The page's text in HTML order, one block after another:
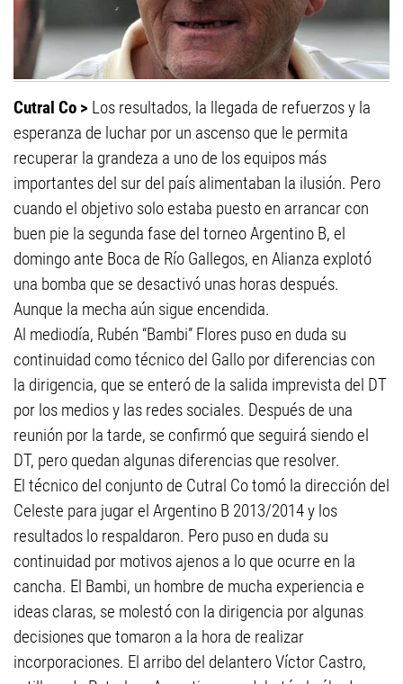
Cutral Co > Los resultados, la llegada de refuerzos y la
esperanza de luchar por un ascenso que le permita
recuperar la grandeza a uno de los equipos más
importantes del sur del país alimentaban la ilusión. Pero
cuando el objetivo solo estaba puesto en arrancar con
buen pie la segunda fase del torneo Argentino B, el
domingo ante Boca de Río Gallegos, en Alianza explotó
una bomba que se desactivó unas horas después.
Aunque la mecha aún sigue encendida.
Al mediodía, Rubén “Bambi” Flores puso en duda su
continuidad como técnico del Gallo por diferencias con
la dirigencia, que se enteró de la salida imprevista del DT
por los medios y las redes sociales. Después de una
reunión por la tarde, se confirmó que seguirá siendo el
DT, pero quedan algunas diferencias que resolver.
El técnico del conjunto de Cutral Co tomó la dirección del
Celeste para jugar el Argentino B 2013/2014 y los
resultados lo respaldaron. Pero puso en duda su
continuidad por motivos ajenos a lo que ocurre en la
cancha. El Bambi, un hombre de mucha experiencia e
ideas claras, se molestó con la dirigencia por algunas
decisiones que tomaron a la hora de realizar
incorporaciones. El arribo del delantero Víctor Castro,